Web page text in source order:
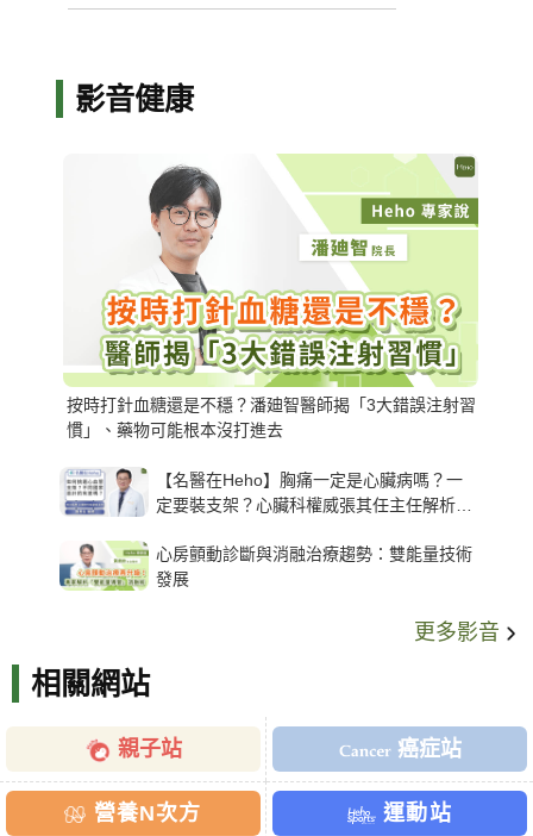
影音健康
按時打針血糖還是不穩？潘廸智醫師揭「3大錯誤注射習
慣」、藥物可能根本沒打進去
【名醫在Heho】胸痛一定是心臟病嗎？一
定要裝支架？心臟科權威張其任主任解析支
心房顫動診斷與消融治療趨勢：雙能量技術
發展
更多影音
相關網站
親子站 癌症站
營養N次方 運動站